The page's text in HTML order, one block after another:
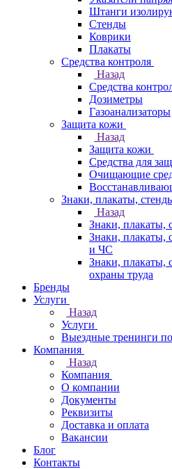
Штанги
Стенды
Коврики
Плакаты
Средства контроля
Назад
Средства
Дозиметры
Газоанализаторы
Защита кожи
Назад
Защита кожи
Средства для
Очищающие
Знаки, плакаты,
Назад
Знаки, плакаты,
Знаки, плакаты,
и ЧС
Знаки, плакаты,
охраны труда
Бренды
Услуги
Назад
Услуги
Выездные тренинги
Компания
Назад
Компания
О компании
Документы
Реквизиты
Доставка и оплата
Вакансии
Блог
Контакты